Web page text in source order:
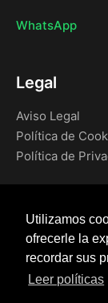
Utilizamos
ofrecerle la
recordar sus
Leer políticas
WhatsApp
Legal
Aviso Legal
Política de
Política de
Inicio
Blog
Tienda